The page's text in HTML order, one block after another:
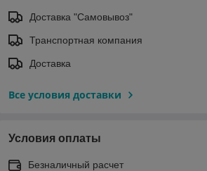
Доставка "Самовывоз"
Транспортная компания
Доставка
Все условия доставки
Условия оплаты
Безналичный расчет